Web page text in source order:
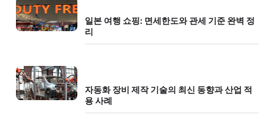
일본 여행 쇼핑: 면세한도와 관세 기준 완벽 정
리
자동화 장비 제작 기술의 최신 동향과 산업 적
용 사례